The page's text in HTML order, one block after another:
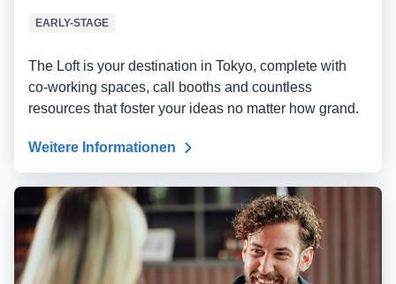
EARLY-STAGE
The Loft is your destination in Tokyo, complete with
co-working spaces, call booths and countless
resources that foster your ideas no matter how grand.
Weitere Informationen